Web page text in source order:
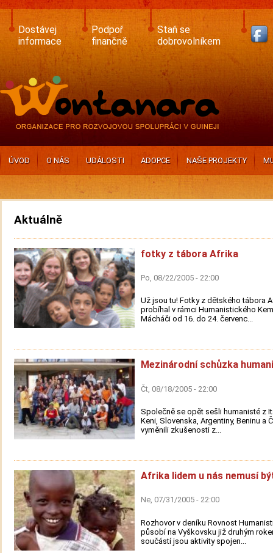
Skip
main
content
Dostávej
informace
Podpoř
finančně
Staň se
dobrovolníkem
ÚVOD O NÁS UDÁLOSTI ADOPCE NAŠE PROJEKTY
Aktuálně
fotky z tábora Afrika
Po, 08/22/2005 - 22:00
Už jsou tu! Fotky z dětského tábora
probíhal v rámci Humanistického
Mácháči od 16. do 24. červenc...
Mezinárodní schůzka
Čt, 08/18/2005 - 22:00
Společně se opět sešli humanisté z
Keni, Slovenska, Argentiny, Beninu a
vyměnili zkušenosti z...
Afrika lidem u nás nemusí
Ne, 07/31/2005 - 22:00
Rozhovor v deníku Rovnost
působí na Vyškovsku již druhým
součástí jsou aktivity spojen...